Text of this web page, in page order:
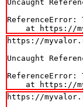
Uncaught
ReferenceError:
at https://
https://
Uncaught
ReferenceError:
at https://
https://